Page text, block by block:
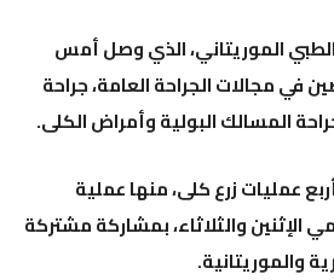
الموريتاني، الذي وصل أمس
في مجالات الجراحة العامة، جراحة
المسالك البولية وأمراض الكلى.
عمليات زرع كلى، منها عملية
والثلاثاء، بمشاركة مشتركة
والموريتانية.